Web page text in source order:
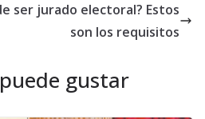
ser jurado electoral? Estos
son los requisitos
gustar